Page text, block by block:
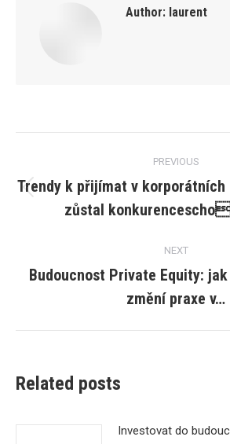
Author: laurent
navigation
PREVIOUS
post:
Trendy k přijímat v korporátních
zůstal
NEXT
Next
post:
Budoucnost Private Equity:
změní praxe v…
Related posts
Investovat do